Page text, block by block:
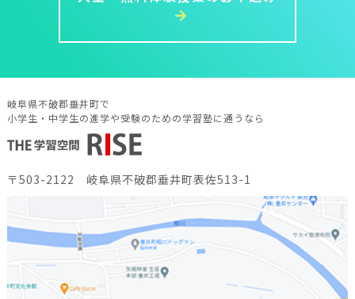
岐阜県不破郡垂井町で
小学生・中学生の進学や受験のための学習塾に通うなら
〒503-2122 岐阜県不破郡垂井町表佐513-1